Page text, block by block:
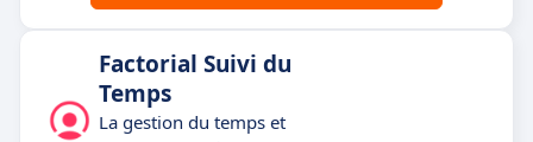
Factorial Suivi du
Temps
La gestion du temps et